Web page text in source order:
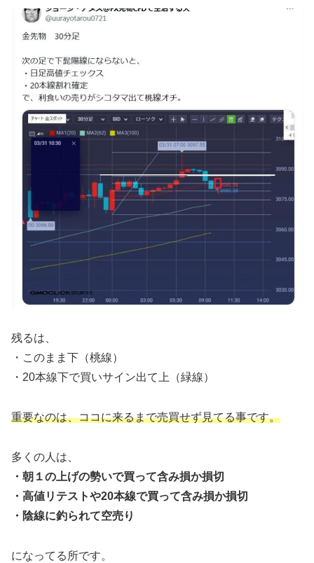
残るは、
・このまま下（桃線）
・20本線下で買いサイン出て上（緑線）
重要なのは、ココに来るまで売買せず見てる事です。
多くの人は、
・朝１の上げの勢いで買って含み損か損切
・高値リテストや20本線で買って含み損か損切
・陰線に釣られて空売り
になってる所です。